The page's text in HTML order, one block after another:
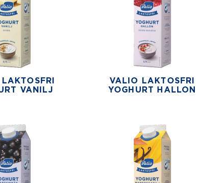
VANILJ
VALIO LAKTOSFRI
YOGHURT HALLON